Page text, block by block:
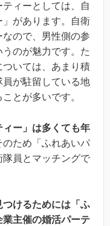
ィーとしては、自
があります。自衛
ので、男性側の参
のが魅力です。た
いては、あまり積
が駐留している地
とが多いです。
ー」は多くても年
のため「ふれあいパ
員とマッチングで
けるためには「ふ
業主催の婚活パーテ